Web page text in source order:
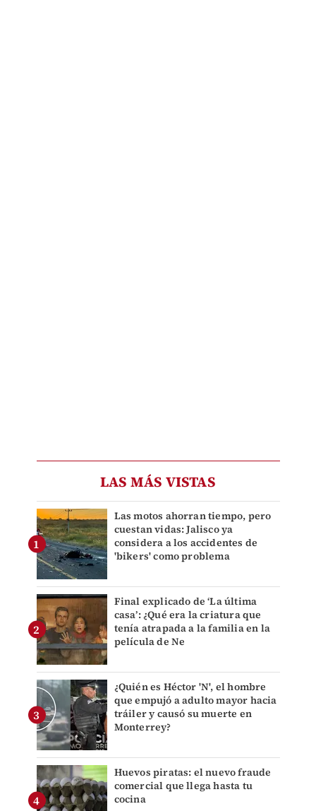
LAS MÁS VISTAS
Las motos ahorran tiempo, pero
cuestan vidas: Jalisco ya
considera a los accidentes de
'bikers' como problema
Final explicado de ‘La última
casa’: ¿Qué era la criatura que
tenía atrapada a la familia en la
película de Ne
¿Quién es Héctor 'N', el hombre
que empujó a adulto mayor hacia
tráiler y causó su muerte en
Monterrey?
Huevos piratas: el nuevo fraude
comercial que llega hasta tu
cocina